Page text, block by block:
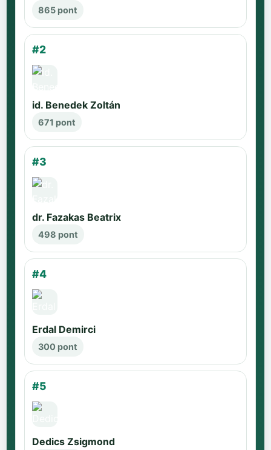
865 pont
#2
id. Benedek Zoltán
671 pont
#3
dr. Fazakas Beatrix
498 pont
#4
Erdal Demirci
300 pont
#5
Dedics Zsigmond